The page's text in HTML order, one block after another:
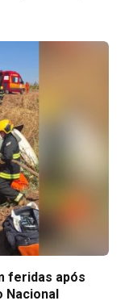
feridas após
Nacional